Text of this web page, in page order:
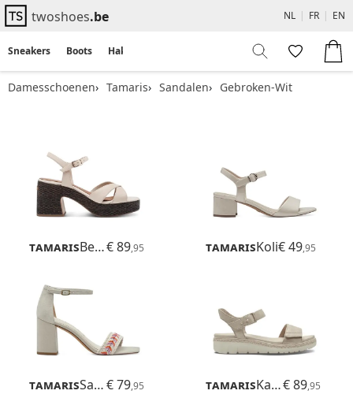
twoshoes.be NL | FR | EN
Sneakers Boots Hakken
Damesschoenen Tamaris Sandalen Gebroken-Wit
Tamaris Belladonna€ 89,95 TamarisKoli€ 49,95
Tamaris Sadira€ 79,95 Tamaris Karlie€ 89,95